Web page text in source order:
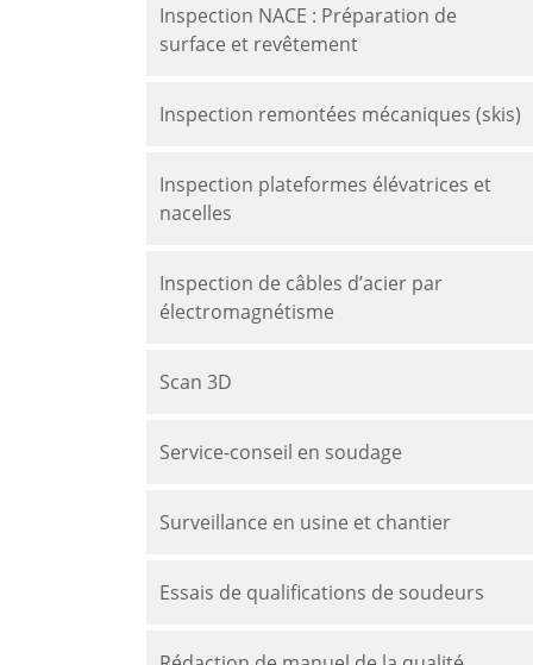
Inspection NACE : Préparation de
surface et revêtement
Inspection remontées mécaniques (skis)
Inspection plateformes élévatrices et
nacelles
Inspection de câbles d’acier par
électromagnétisme
Scan 3D
Service-conseil en soudage
Surveillance en usine et chantier
Essais de qualifications de soudeurs